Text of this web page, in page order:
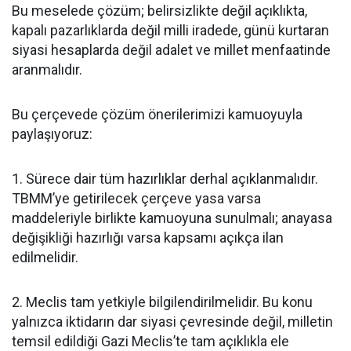
Bu meselede çözüm; belirsizlikte değil açıklıkta,
kapalı pazarlıklarda değil milli iradede, günü kurtaran
siyasi hesaplarda değil adalet ve millet menfaatinde
aranmalıdır.
Bu çerçevede çözüm önerilerimizi kamuoyuyla
paylaşıyoruz:
1. Sürece dair tüm hazırlıklar derhal açıklanmalıdır.
TBMM’ye getirilecek çerçeve yasa varsa
maddeleriyle birlikte kamuoyuna sunulmalı; anayasa
değişikliği hazırlığı varsa kapsamı açıkça ilan
edilmelidir.
2. Meclis tam yetkiyle bilgilendirilmelidir. Bu konu
yalnızca iktidarın dar siyasi çevresinde değil, milletin
temsil edildiği Gazi Meclis’te tam açıklıkla ele